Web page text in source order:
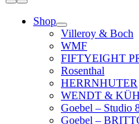
Toggle
Navigation
Shop
Villeroy & Boch
WMF
FIFTYEIGHT
Rosenthal
HERRNHUTER
WENDT &
Goebel – Studio
Goebel –